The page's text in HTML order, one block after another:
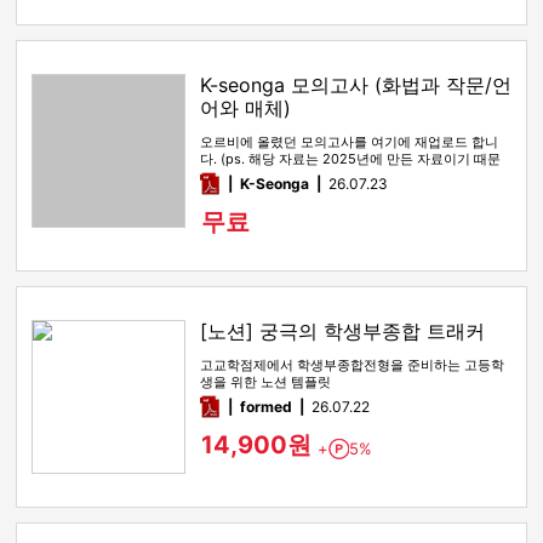
K-seonga 모의고사 (화법과 작문/언
어와 매체)
오르비에 올렸던 모의고사를 여기에 재업로드 합니
다. (ps. 해당 자료는 2025년에 만든 자료이기 때문
에, 올해 수능특강 …
pdfK-Seonga 26.07.23
무료
[노션] 궁극의 학생부종합 트래커
고교학점제에서 학생부종합전형을 준비하는 고등학
생을 위한 노션 템플릿
pdfformed 26.07.22
14,900원 + Point
5%